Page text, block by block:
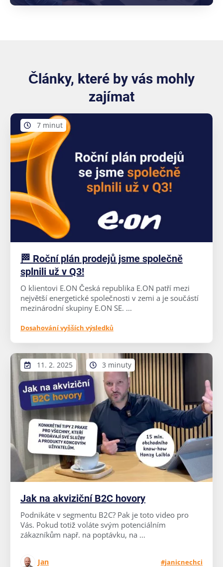
Články, které by vás mohly
zajímat
7 minut
🏁 Roční plán prodejů jsme společně
splnili už v Q3!
O klientovi E.ON Česká republika E.ON patří mezi
největší energetické společnosti v zemi a je součástí
mezinárodní skupiny E.ON SE. ...
Dosahování vyšších výsledků
11. 2. 2025 3 minuty
Jak na akviziční B2C hovory
Podnikáte v segmentu B2C? Pak je toto video pro
Vás. Pokud totiž voláte svým potenciálním
zákazníkům např. na poptávku, na ...
Jan #janicnechci